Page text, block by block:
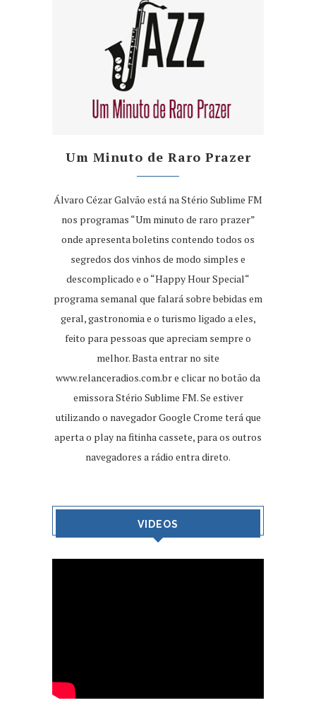
Um Minuto de Raro Prazer
Álvaro Cézar Galvão está na Stério Sublime FM
nos programas “Um minuto de raro prazer”
onde apresenta boletins contendo todos os
segredos dos vinhos de modo simples e
descomplicado e o “Happy Hour Special“
programa semanal que falará sobre bebidas em
geral, gastronomia e o turismo ligado a eles,
feito para pessoas que apreciam sempre o
melhor. Basta entrar no site
www.relanceradios.com.bre clicar no botão da
emissora Stério Sublime FM. Se estiver
utilizando o navegador Google Crome terá que
aperta o play na fitinha cassete, para os outros
navegadores a rádio entra direto.
VIDEOS